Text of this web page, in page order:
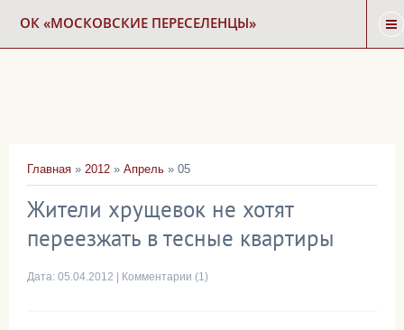
ОК «МОСКОВСКИЕ ПЕРЕСЕЛЕНЦЫ»
КАРТА СНОСА
ФОРУМ
Главная » 2012 » Апрель » 05
Жители хрущевок не хотят
переезжать в тесные квартиры
Дата: 05.04.2012 Комментарии (1)